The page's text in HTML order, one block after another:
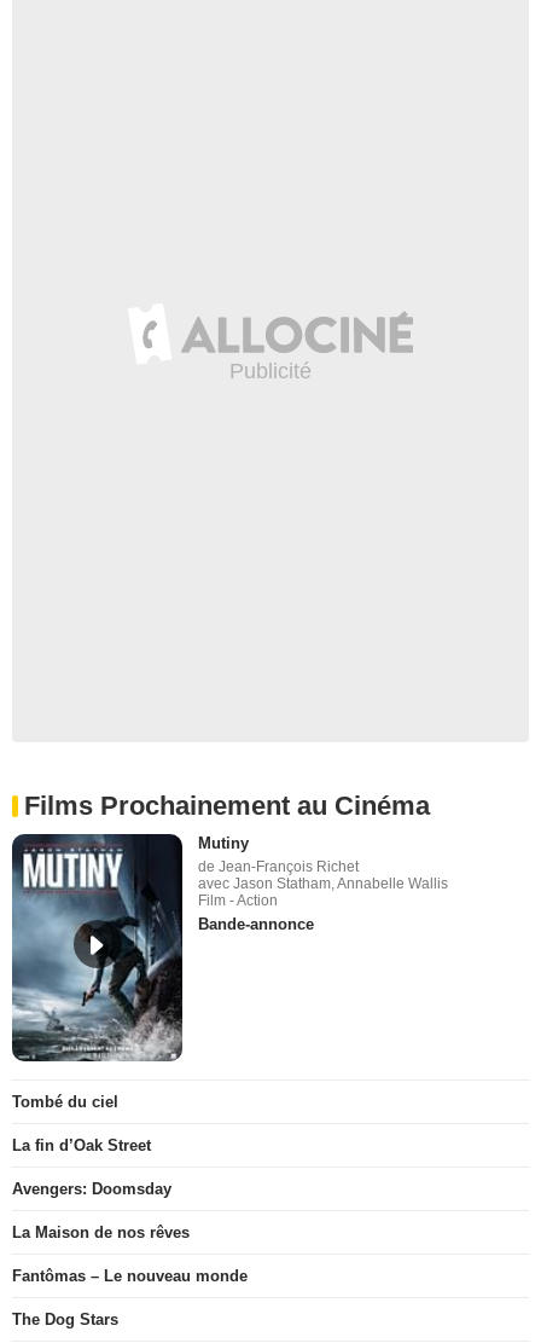
Films Prochainement au Cinéma
Mutiny
de Jean-François Richet
avec Jason Statham, Annabelle Wallis
Film - Action
Bande-annonce
Tombé du ciel
La fin d’Oak Street
Avengers: Doomsday
La Maison de nos rêves
Fantômas – Le nouveau monde
The Dog Stars